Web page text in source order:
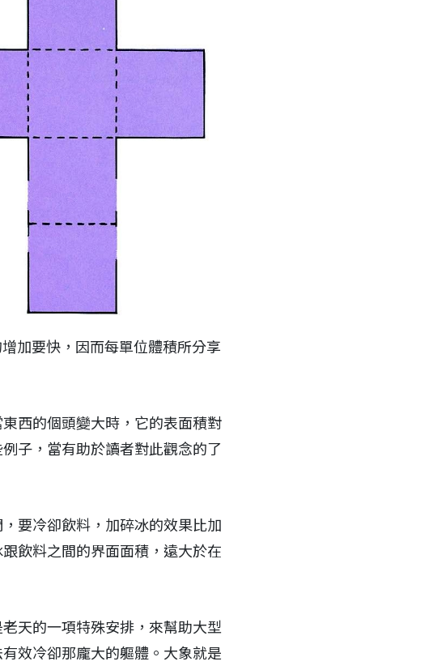
加要快，因而每單位體積所分享
西的個頭變大時，它的表面積對
子，當有助於讀者對此觀念的了
要冷卻飲料，加碎冰的效果比加
飲料之間的界面面積，遠大於在
天的一項特殊安排，來幫助大型
效冷卻那龐大的軀體。大象就是